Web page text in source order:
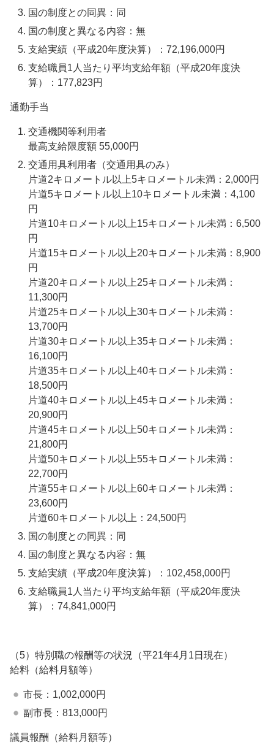
国の制度との同異：同
国の制度と異なる内容：無
支給実績（平成20年度決算）：72,196,000円
支給職員1人当たり平均支給年額（平成20年度決
算）：177,823円
通勤手当
交通機関等利用者
最高支給限度額 55,000円
交通用具利用者（交通用具のみ）
片道2キロメートル以上5キロメートル未満：2,000円
片道5キロメートル以上10キロメートル未満：4,100
円
片道10キロメートル以上15キロメートル未満：6,500
円
片道15キロメートル以上20キロメートル未満：8,900
円
片道20キロメートル以上25キロメートル未満：
11,300円
片道25キロメートル以上30キロメートル未満：
13,700円
片道30キロメートル以上35キロメートル未満：
16,100円
片道35キロメートル以上40キロメートル未満：
18,500円
片道40キロメートル以上45キロメートル未満：
20,900円
片道45キロメートル以上50キロメートル未満：
21,800円
片道50キロメートル以上55キロメートル未満：
22,700円
片道55キロメートル以上60キロメートル未満：
23,600円
片道60キロメートル以上：24,500円
国の制度との同異：同
国の制度と異なる内容：無
支給実績（平成20年度決算）：102,458,000円
支給職員1人当たり平均支給年額（平成20年度決
算）：74,841,000円
（5）特別職の報酬等の状況（平21年4月1日現在）
給料（給料月額等）
市長：1,002,000円
副市長：813,000円
議員報酬（給料月額等）